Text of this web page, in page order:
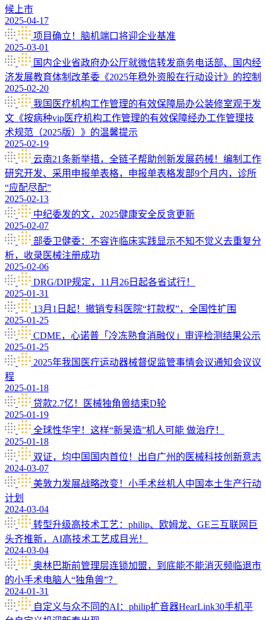
候上市
2025-04-17
项目确立！脑机端口将迎企业基准
2025-03-01
国内企业省政府办公厅就微信转发商务电话部、国内经
济发展教育体制改革委《2025年稳外资股在行动设计》的控制
2025-02-20
我国医疗机构工作管理的有效保障局办公装修室观于发
文《按病种vip医疗机构工作管理的有效保障经办工作管理技
术规范（2025版）》的温馨提示
2025-02-19
云南21条新举措，全链子帮助创新发展药械！编制工作
研究开发、采用申报单表格，申报单表格发部9个月内，诊所
“应配尽配”
2025-02-13
中纪委发的文，2025健康安全反贪更新
2025-02-07
部委卫健委：不容许临床实践显示不知不觉义去重复分
析，收录医械注册成功
2025-02-06
DRG/DIP规定，11月26日起各省试行！
2025-01-31
13月1日起！撤销专科医院“打款权”，全国性扩围
2025-01-25
CDME，心诺普「冷冻熟食消融仪」审评检测结果公示
2025-01-25
2025年我国医疔运动器械督促监管事情会议通知会议议
程
2025-01-18
贷款2.7亿！医械独角兽结束D轮
2025-01-19
全球性华宇！这样“新吴造”机人可能 做治疗！
2025-01-18
双证，均中国国内首位！出自广州的医械科技创新意志
2024-03-07
美敦力发展战略改变！小手术丝机人中国本土生产行动
计划
2024-03-04
转型升级高技术工艺：philip、欧姆龙、GE三互联网巨
头齐推新，AI高技术工艺成目光！
2024-03-04
奥林巴斯前管理层连锁加盟，到底能不能消灭频临退市
的小手术电脑人“独角兽”？
2024-01-31
自定义与众不同的AI：philip扩音器HearLink30手机平